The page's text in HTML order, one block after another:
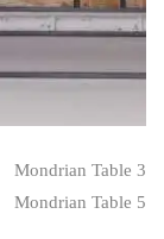
Mondrian Table 3
Mondrian Table 5